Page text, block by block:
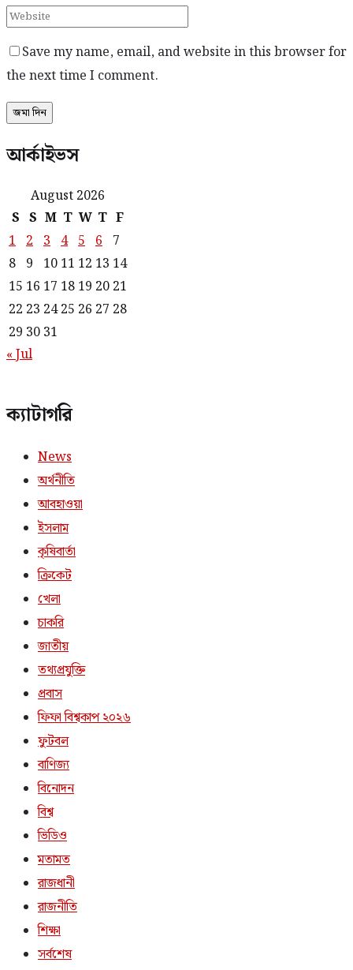
Save my name, email, and website in this browser for
the next time I comment.
আর্কাইভস
August 2026
S S M T W T F
1 2 3 4 5 6 7
8 9 10 11 12 13 14
15 16 17 18 19 20 21
22 23 24 25 26 27 28
29 30 31
« Jul
ক্যাটাগরি
News
অর্থনীতি
আবহাওয়া
ইসলাম
কৃষিবার্তা
ক্রিকেট
খেলা
চাকরি
জাতীয়
তথ্যপ্রযুক্তি
প্রবাস
ফিফা বিশ্বকাপ ২০২৬
ফুটবল
বাণিজ্য
বিনোদন
বিশ্ব
ভিডিও
মতামত
রাজধানী
রাজনীতি
শিক্ষা
সর্বশেষ